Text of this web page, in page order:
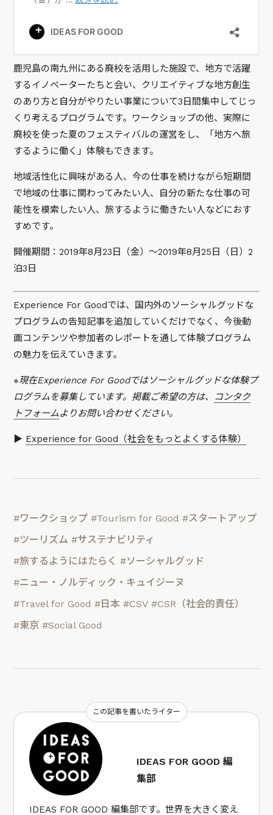
鹿児島の南九州にある廃校を活用した施設で、地方で活躍
するイノベーターたちと会い、クリエイティブな地方創生
のあり方と自分がやりたい事業について3日間集中してじっ
くり考えるプログラムです。ワークショップの他、実際に
廃校を使った夏のフェスティバルの運営をし、「地方へ旅
するように働く」体験もできます。
地域活性化に興味がある人、今の仕事を続けながら短期間
で地域の仕事に関わってみたい人、自分の新たな仕事の可
能性を模索したい人、旅するように働きたい人などにおす
すめです。
開催期間：2019年8月23日（金）～2019年8月25日（日）2
泊3日
Experience For Goodでは、国内外のソーシャルグッドな
プログラムの告知記事を追加していくだけでなく、今後動
画コンテンツや参加者のレポートを通して体験プログラム
の魅力を伝えていきます。
※現在Experience For Goodではソーシャルグッドな体験プ
ログラムを募集しています。掲載ご希望の方は、 コンタク
トフォームよりお問い合わせください。
▶ Experience for Good（社会をもっとよくする体験）
#ワークショップ #Tourism for Good #スタートアップ
#ツーリズム #サステナビリティ
#旅するようにはたらく #ソーシャルグッド
#ニュー・ノルディック・キュイジーヌ
#Travel for Good #日本 #CSV #CSR（社会的責任）
#東京 #Social Good
この記事を書いたライター
IDEAS FOR GOOD 編
集部
IDEAS FOR GOOD 編集部です。世界を大きく変え